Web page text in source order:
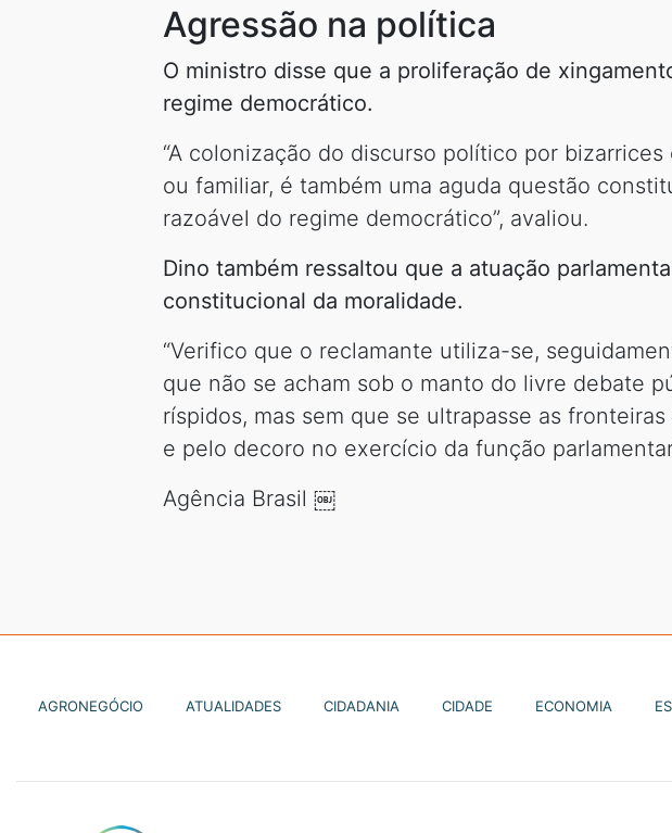
Agressão na política
O ministro disse que a proliferação de
regime democrático.
“A colonização do discurso político por
ou familiar, é também uma aguda questão
razoável do regime democrático”, avaliou.
Dino também ressaltou que a atuação
constitucional da moralidade.
“Verifico que o reclamante utiliza-se,
que não se acham sob o manto do livre debate
ríspidos, mas sem que se ultrapasse as
e pelo decoro no exercício da função
Agência Brasil ￼
AGRONEGÓCIO ATUALIDADES CIDADANIA CIDADE ECONOMIA